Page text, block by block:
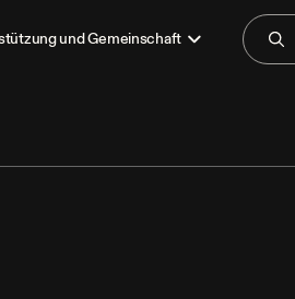
und Gemeinschaft